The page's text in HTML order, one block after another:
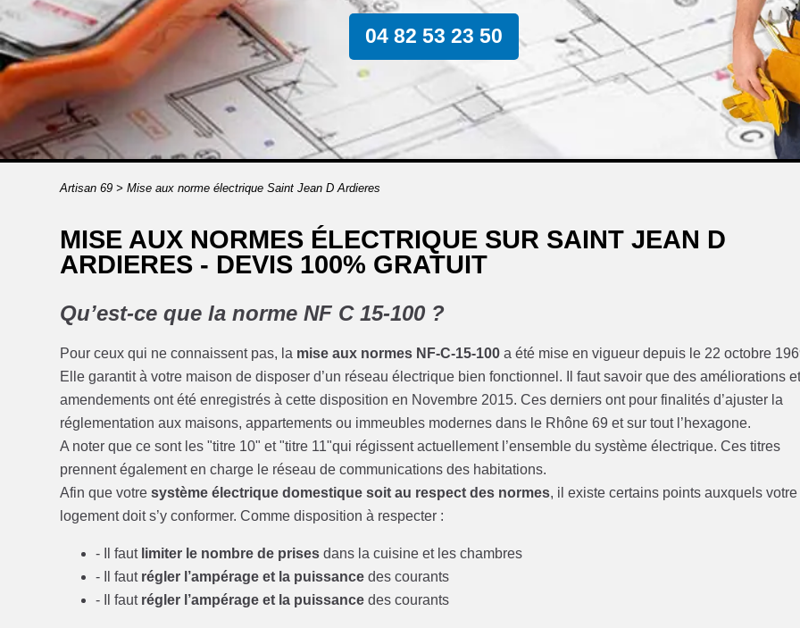
04 82 53 23 50
Artisan 69> Mise aux norme électrique Saint Jean D Ardieres
MISE AUX NORMES ÉLECTRIQUE SUR SAINT JEAN D
ARDIERES - DEVIS 100% GRATUIT
Qu’est-ce que la norme NF C 15-100 ?
Pour ceux qui ne connaissent pas, la mise aux normes NF-C-15-100 a été mise en vigueur depuis le 22 octobre
Elle garantit à votre maison de disposer d’un réseau électrique bien fonctionnel. Il faut savoir que des améliorations
amendements ont été enregistrés à cette disposition en Novembre 2015. Ces derniers ont pour finalités d’ajuster la
réglementation aux maisons, appartements ou immeubles modernes dans le Rhône 69 et sur tout l’hexagone.
A noter que ce sont les "titre 10" et "titre 11"qui régissent actuellement l’ensemble du système électrique. Ces titres
prennent également en charge le réseau de communications des habitations.
Afin que votresystème électrique domestique soit au respect des normes, il existe certains points auxquels votre
logement doit s’y conformer. Comme disposition à respecter :
- Il faut limiter le nombre de prises dans la cuisine et les chambres
- Il faut régler l’ampérage et la puissance des courants
- Il faut régler l’ampérage et la puissance des courants